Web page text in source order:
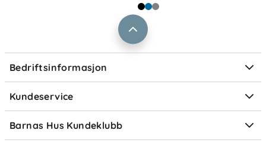
Bedriftsinformasjon
Størrelsesguider
Kundeservice
Ofte stilte spørsmål
Om Klarna
Barnas Hus Kundeklubb
Medlemsvilkår